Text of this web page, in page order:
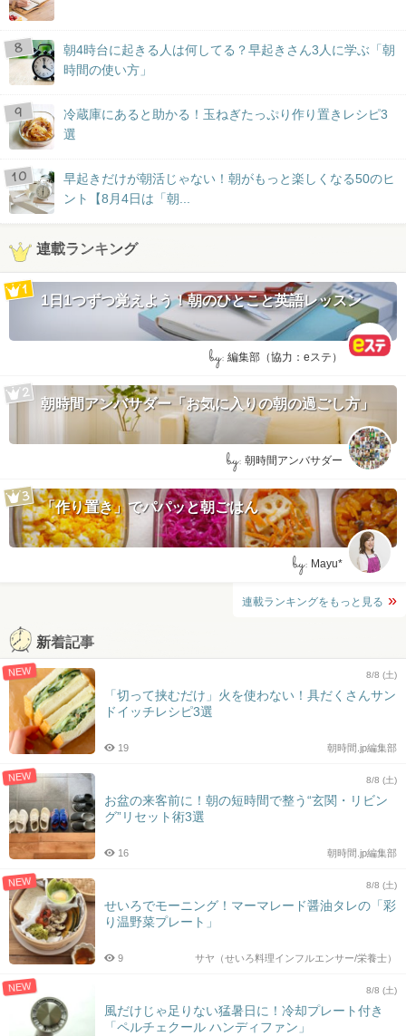
朝4時台に起きる人は何してる？早起きさん3人に学ぶ「朝
時間の使い方」
冷蔵庫にあると助かる！玉ねぎたっぷり作り置きレシピ3
選
早起きだけが朝活じゃない！朝がもっと楽しくなる50のヒ
ント【8月4日は「朝...
連載ランキング
1日1つずつ覚えよう！朝のひとこと英語レッスン
by: 編集部（協力：eステ）
朝時間アンバサダー「お気に入りの朝の過ごし方」
by: 朝時間アンバサダー
「作り置き」でパパッと朝ごはん
by: Mayu*
連載ランキングをもっと見る
新着記事
NEW 8/8 (土)
「切って挟むだけ」火を使わない！具だくさんサン
ドイッチレシピ3選
朝時間.jp編集部
19
NEW 8/8 (土)
お盆の来客前に！朝の短時間で整う“玄関・リビン
グ”リセット術3選
朝時間.jp編集部
16
NEW 8/8 (土)
せいろでモーニング！マーマレード醤油タレの「彩
り温野菜プレート」
サヤ（せいろ料理インフルエンサー/栄養士）
9
NEW 8/8 (土)
風だけじゃ足りない猛暑日に！冷却プレート付き
「ペルチェクール ハンディファン」